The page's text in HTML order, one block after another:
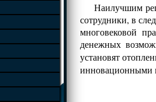
Наилучшим
сотрудники, в
многовековой
денежных
установят